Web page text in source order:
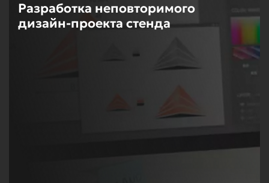
Разработка неповторимого
дизайн-проекта стенда